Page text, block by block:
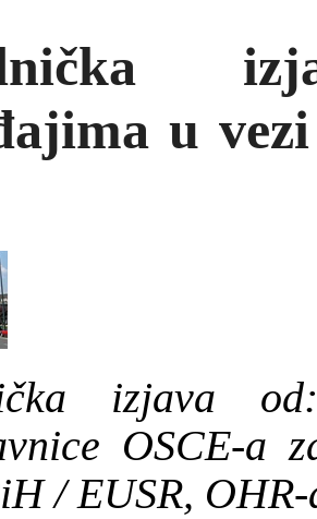
u
izjava
OSCE-a
/ EUSR,